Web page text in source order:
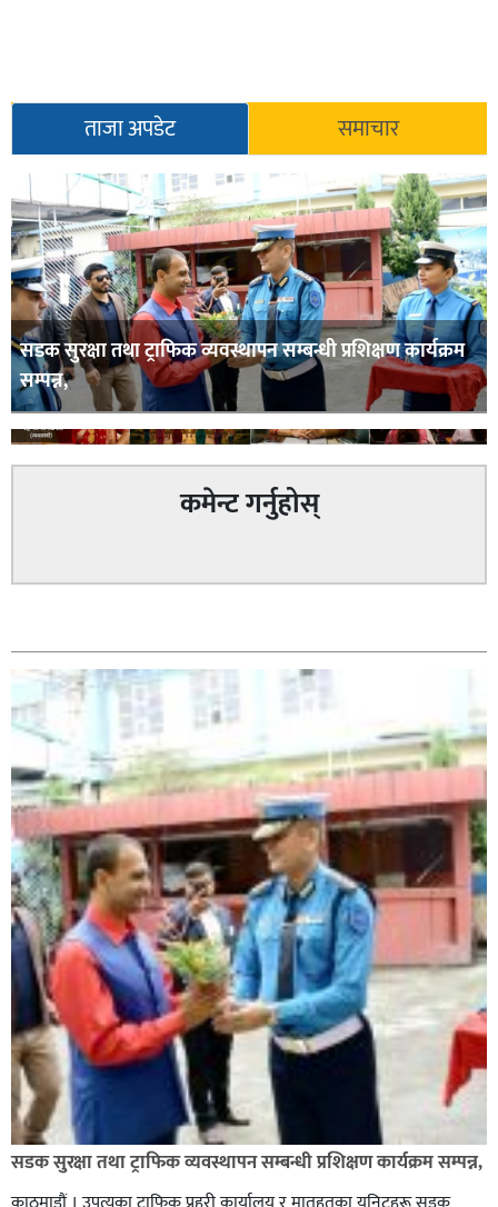
ताजा अपडेट समाचार
सडक सुरक्षा तथा ट्राफिक व्यवस्थापन सम्बन्धी प्रशिक्षण कार्यक्रम
सम्पन्न,
कपिलवस्तु नगरपालिकाका पूर्वमेयर किरण सिंह गोरुसिङ्गे
जंगलमा मृत अवस्थामा फेला,
ग्यासमा कालोबजारी गरेको जनगुनासो गरेपछि जिल्लाका
सबैजसो डिलरमा प्रशासनले अनुगमन
कमेन्ट गर्नुहोस्
सडक सुरक्षा तथा ट्राफिक व्यवस्थापन सम्बन्धी प्रशिक्षण कार्यक्रम सम्पन्न,